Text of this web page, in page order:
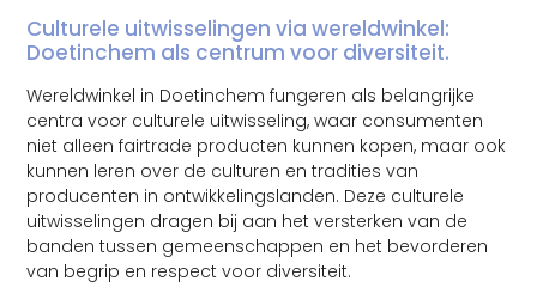
Culturele uitwisselingen via wereldwinkel:
Doetinchem als centrum voor diversiteit.
Wereldwinkel in Doetinchem fungeren als belangrijke
centra voor culturele uitwisseling, waar consumenten
niet alleen fairtrade producten kunnen kopen, maar ook
kunnen leren over de culturen en tradities van
producenten in ontwikkelingslanden. Deze culturele
uitwisselingen dragen bij aan het versterken van de
banden tussen gemeenschappen en het bevorderen
van begrip en respect voor diversiteit.